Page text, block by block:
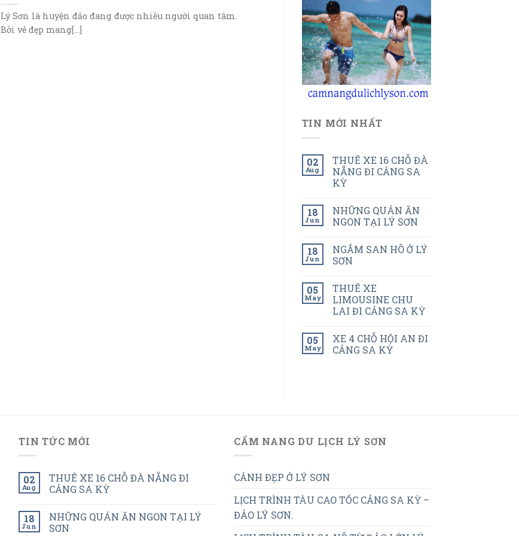
Lý Sơn là huyện đảo đang được nhiều người quan tâm.
Bởi vẻ đẹp mang[...]
TIN MỚI NHẤT
02
Aug
THUÊ XE 16 CHỖ ĐÀ
NẴNG ĐI CẢNG SA
KỲ
18
Jun
NHỮNG QUÁN ĂN
NGON TẠI LÝ SƠN
18
Jun
NGẮM SAN HÔ Ở LÝ
SƠN
05
May
THUÊ XE
LIMOUSINE CHU
LAI ĐI CẢNG SA KỲ
05
May
XE 4 CHỖ HỘI AN ĐI
CẢNG SA KỲ
TIN TỨC MỚI
02
Aug
THUÊ XE 16 CHỖ ĐÀ NẴNG ĐI
CẢNG SA KỲ
18
Jun
NHỮNG QUÁN ĂN NGON TẠI LÝ
SƠN
CẨM NANG DU LỊCH LÝ SƠN
CẢNH ĐẸP Ở LÝ SƠN
LỊCH TRÌNH TÀU CAO TỐC CẢNG SA KỲ –
ĐẢO LÝ SƠN.